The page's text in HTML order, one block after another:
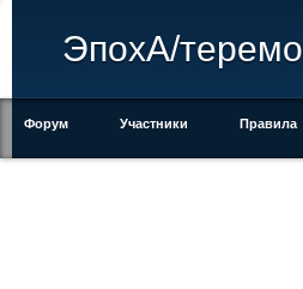
ЭпохА/
Форум Участники Правила